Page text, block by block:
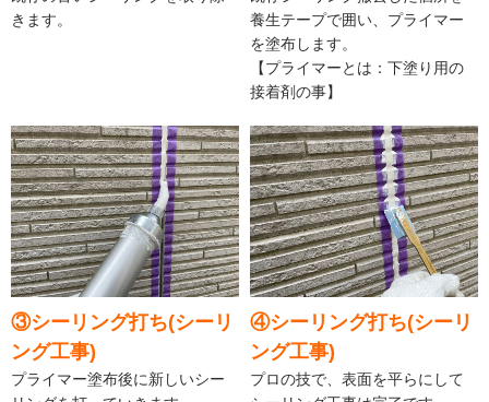
きます。
養生テープで囲い、プライマー
を塗布します。
【プライマーとは：下塗り用の
接着剤の事】
③シーリング打ち(シーリ
ング工事)
プライマー塗布後に新しいシー
④シーリング打ち(シーリ
ング工事)
プロの技で、表面を平らにして